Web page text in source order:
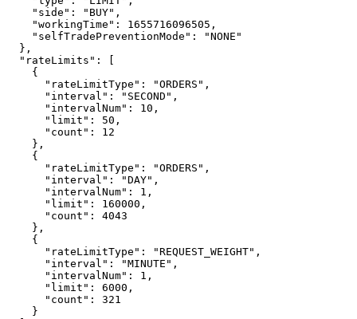
    "side"
: "BUY" ,
    "workingTime"
: 1655716096505 ,
    "selfTradePreventionMode"
:
"NONE"
  },
  "rateLimits"
: [
    {
      "rateLimitType"
: "ORDERS" ,
      "interval"
: "SECOND" ,
      "intervalNum"
: 10 ,
      "limit"
: 50 ,
      "count"
: 12
    },
    {
      "rateLimitType"
: "ORDERS" ,
      "interval"
: "DAY" ,
      "intervalNum"
: 1 ,
      "limit"
: 160000 ,
      "count"
: 4043
    },
    {
      "rateLimitType"
: "REQUEST_WEIGHT" ,
      "interval"
: "MINUTE" ,
      "intervalNum"
: 1 ,
      "limit"
: 6000 ,
      "count"
: 321
    }